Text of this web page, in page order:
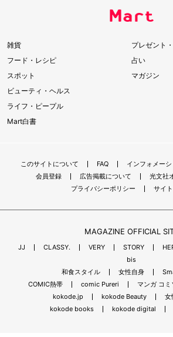
雑貨
フード・レシピ
スポット
ビューティ・ヘルス
ライフ・ピープル
Mart白書
プレゼント
占い
マガジン
このサイトについて FAQ インフォメーシ
会員登録
広告掲載について
光文社
プライバシーポリシー
サイ
MAGAZINE OFFICIAL
JJ CLASSY. VERY STORY
bis
和食スタイル
女性自身
COMIC熱帯
comic Pureri マンガ コミ
kokode.jp
kokode Beauty
女
kokode books
kokode digital